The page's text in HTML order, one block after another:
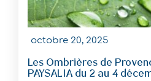
octobre 20, 2025
Les Ombrières de
PAYSALIA du 2 au 4